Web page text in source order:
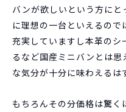
バンが欲しいという方にと
に理想の一台といえるの
充実していますし本革のシ
るなど国産ミニバンとは
な気分が十分に味わえるは
もちろんその分価格は驚